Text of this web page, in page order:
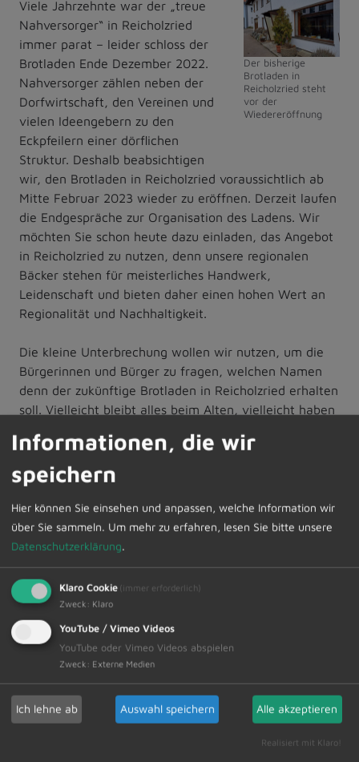
Der bisherige
Brotladen in
Reicholzried steht
vor der
Wiedereröffnung
Viele Jahrzehnte war der „treue
Nahversorger“ in Reicholzried
immer parat – leider schloss der
Brotladen Ende Dezember 2022.
Nahversorger zählen neben der
Dorfwirtschaft, den Vereinen und
vielen Ideengebern zu den
Eckpfeilern einer dörflichen
Struktur. Deshalb beabsichtigen
wir, den Brotladen in Reicholzried voraussichtlich ab
Mitte Februar 2023 wieder zu eröffnen. Derzeit laufen
die Endgespräche zur Organisation des Ladens. Wir
möchten Sie schon heute dazu einladen, das Angebot
in Reicholzried zu nutzen, denn unsere regionalen
Bäcker stehen für meisterliches Handwerk,
Leidenschaft und bieten daher einen hohen Wert an
Regionalität und Nachhaltigkeit.
Die kleine Unterbrechung wollen wir nutzen, um die
Bürgerinnen und Bürger zu fragen, welchen Namen
denn der zukünftige Brotladen in Reicholzried erhalten
soll. Vielleicht bleibt alles beim Alten, vielleicht haben
dem Verkauf voranstehen soll. Wenn Sie eine gute
Idee für einen Namensvorschlag haben, bitten wir,
diesen bis Ende Januar formlos an den Markt
Dietmannsried zu übersenden. Diesbezüglich ist eine
Übermittlung per Post, Einwurf in den Briefkasten des
Rathauses oder per E-Mail an: info@dietmannsried.de
Alle Einsendungen werden mit einer „kleinen
Anerkennung“ belohnt. Vergessen Sie deshalb nicht,
Ihren Namen und Ihre Adresse zu vermerken. Wir
freuen uns auf viele Vorschläge zum „Neustart“ der
Zur Übersicht
Informationen, die wir
speichern
Hier können Sie einsehen und anpassen, welche Information wir
über Sie sammeln. Um mehr zu erfahren, lesen Sie bitte unsere
Datenschutzerklärung.
Klaro Cookie (immer erforderlich)
Zweck : Klaro
YouTube / Vimeo Videos
YouTube oder Vimeo Videos abspielen
Zweck : Externe Medien
Ich lehne ab Auswahl speichern Alle akzeptieren
Realisiert mit Klaro!